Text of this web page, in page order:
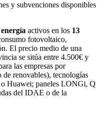
y subvenciones disponibles
activos en los 13
fotovoltaico,
El precio medio de una
se sitúa entre 4.500€ y
las empresas por
renovables), tecnologías
Huawei; paneles LONGi, Q
del IDAE o de la